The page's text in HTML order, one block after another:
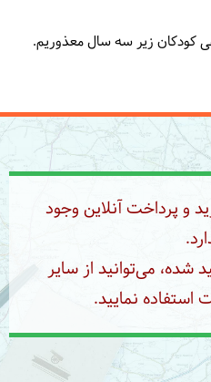
کودکان زیر سه سال معذوریم.
و پرداخت آنلاین وجود
شده، می‌توانید از سایر
نمایید.